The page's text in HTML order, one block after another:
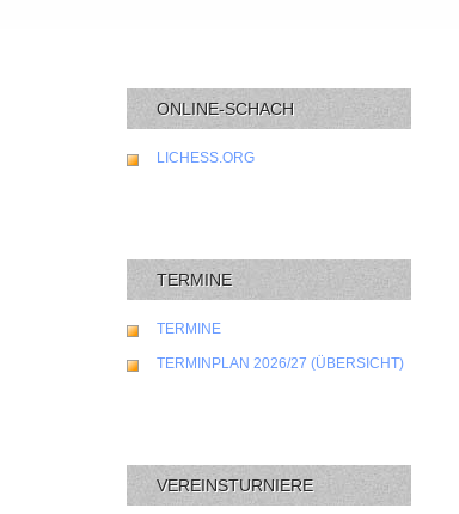
ONLINE-SCHACH
LICHESS.ORG
TERMINE
TERMINE
TERMINPLAN 2026/27 (ÜBERSICHT)
VEREINSTURNIERE